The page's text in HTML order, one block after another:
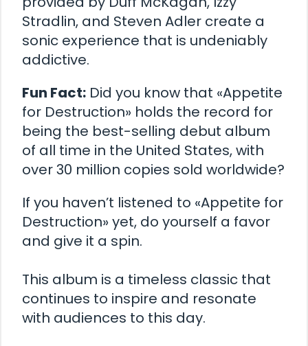
Stradlin, and Steven Adler create a
sonic experience that is undeniably
addictive.
Fun Fact: Did you know that «Appetite
for Destruction» holds the record for
being the best-selling debut album
of all time in the United States, with
over 30 million copies sold worldwide?
If you haven’t listened to «Appetite for
Destruction» yet, do yourself a favor
and give it a spin.
This album is a timeless classic that
continues to inspire and resonate
with audiences to this day.